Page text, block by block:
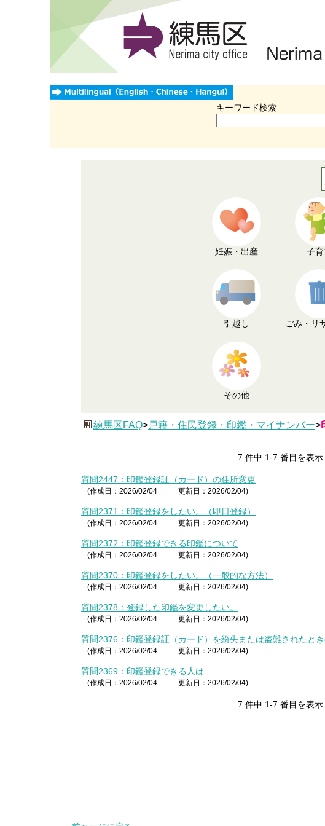
キーワード検索
妊娠・出産 子育
引越し ごみ・リ
その他
練馬区FAQ>戸籍・住民登録・印鑑・マイナンバー>
7 件中 1-7 番目を表示
質問2447：印鑑登録証（カード）の住所変更
(作成日：2026/02/04 更新日：2026/02/04)
質問2371：印鑑登録をしたい。（即日登録）
(作成日：2026/02/04 更新日：2026/02/04)
質問2372：印鑑登録できる印鑑について
(作成日：2026/02/04 更新日：2026/02/04)
質問2370：印鑑登録をしたい。（一般的な方法）
(作成日：2026/02/04 更新日：2026/02/04)
質問2378：登録した印鑑を変更したい。
(作成日：2026/02/04 更新日：2026/02/04)
質問2376：印鑑登録証（カード）を紛失または盗難されたと
(作成日：2026/02/04 更新日：2026/02/04)
質問2369：印鑑登録できる人は
(作成日：2026/02/04 更新日：2026/02/04)
7 件中 1-7 番目を表示